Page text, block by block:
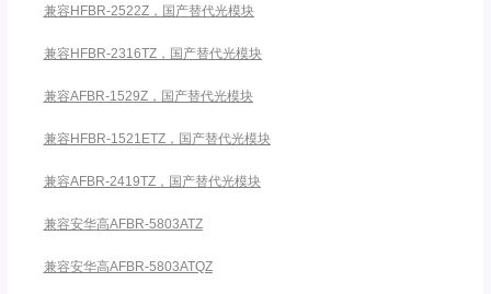
兼容HFBR-2522Z，国产替代光模块
兼容HFBR-2316TZ，国产替代光模块
兼容AFBR-1529Z，国产替代光模块
兼容HFBR-1521ETZ，国产替代光模块
兼容AFBR-2419TZ，国产替代光模块
兼容安华高AFBR-5803ATZ
兼容安华高AFBR-5803ATQZ